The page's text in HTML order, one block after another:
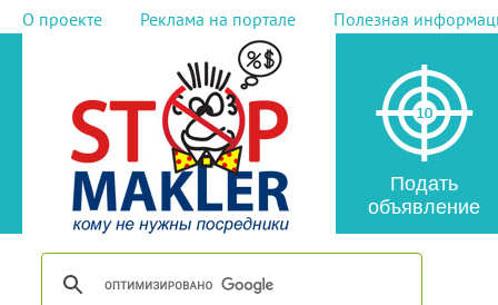
О проекте Реклама на портале Полезная
Подать
объявление